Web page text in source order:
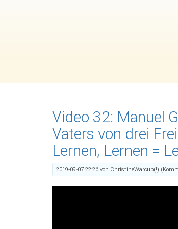
Video 32: Manuel
Vaters von drei
Lernen, Lernen =
2019-09-07 22:26 von ChristineWarcup(!)